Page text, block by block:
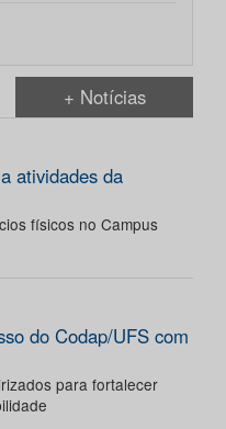
+ Notícias
atividades da
físicos no Campus
do Codap/UFS com
para fortalecer